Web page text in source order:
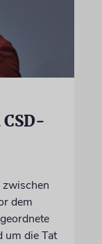
dem
um die Tat